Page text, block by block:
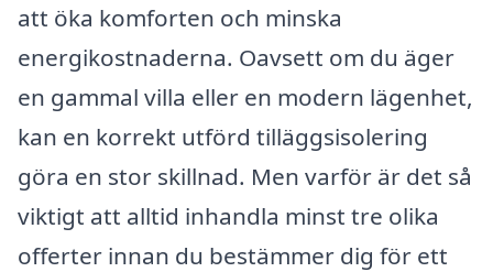
att öka komforten och minska
energikostnaderna. Oavsett om du äger
en gammal villa eller en modern lägenhet,
kan en korrekt utförd tilläggsisolering
göra en stor skillnad. Men varför är det så
viktigt att alltid inhandla minst tre olika
offerter innan du bestämmer dig för ett